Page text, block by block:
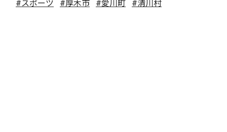
#スポーツ #厚木市 #愛川町 #清川村